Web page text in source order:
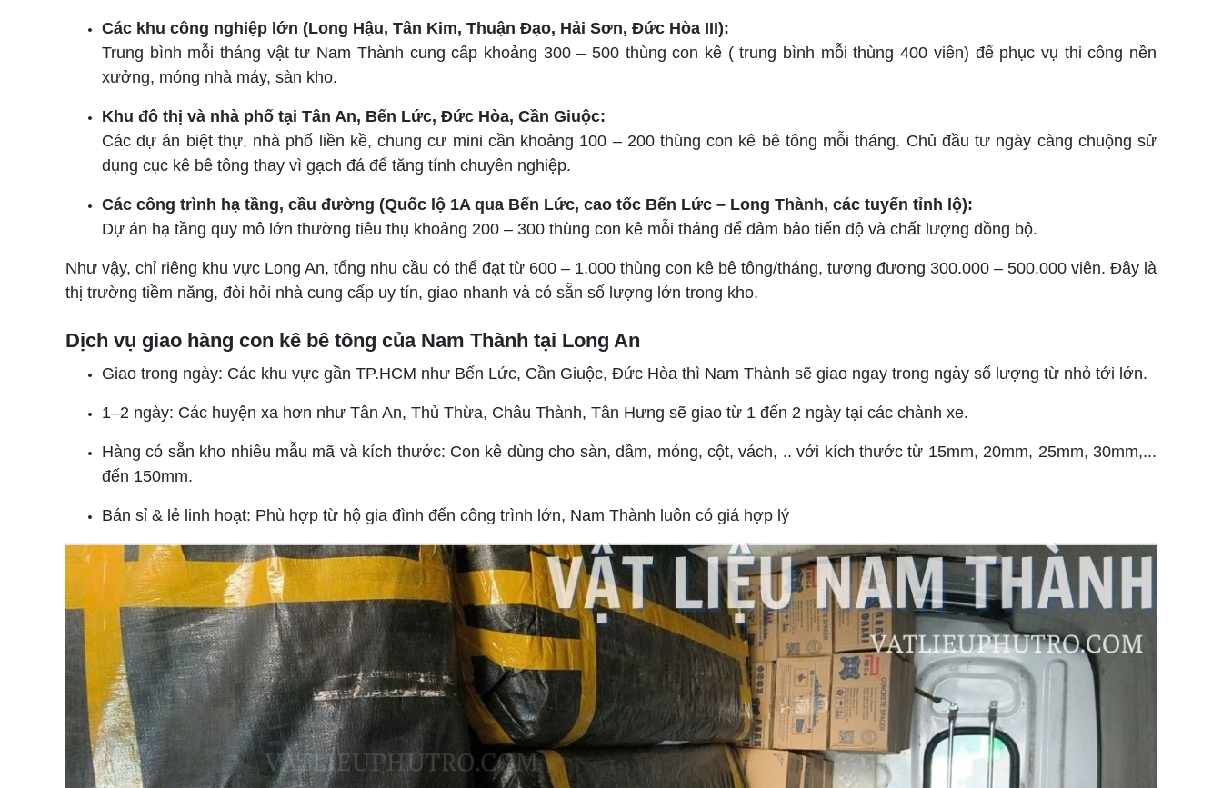
Các khu công nghiệp lớn (Long Hậu, Tân Kim, Thuận Đạo, Hải Sơn, Đức Hòa III):
Trung bình mỗi tháng vật tư Nam Thành cung cấp khoảng 300 – 500 thùng con kê ( trung bình mỗi thùng 400 viên) để phục vụ thi công nền
xưởng, móng nhà máy, sàn kho.
Khu đô thị và nhà phố tại Tân An, Bến Lức, Đức Hòa, Cần Giuộc:
Các dự án biệt thự, nhà phố liền kề, chung cư mini cần khoảng 100 – 200 thùng con kê bê tông mỗi tháng. Chủ đầu tư ngày càng chuộng sử
dụng cục kê bê tông thay vì gạch đá để tăng tính chuyên nghiệp.
Các công trình hạ tầng, cầu đường (Quốc lộ 1A qua Bến Lức, cao tốc Bến Lức – Long Thành, các tuyến tỉnh lộ):
Dự án hạ tầng quy mô lớn thường tiêu thụ khoảng 200 – 300 thùng con kê mỗi tháng để đảm bảo tiến độ và chất lượng đồng bộ.
Như vậy, chỉ riêng khu vực Long An, tổng nhu cầu có thể đạt từ 600 – 1.000 thùng con kê bê tông/tháng, tương đương 300.000 – 500.000 viên. Đây là
thị trường tiềm năng, đòi hỏi nhà cung cấp uy tín, giao nhanh và có sẵn số lượng lớn trong kho.
Dịch vụ giao hàng con kê bê tông của Nam Thành tại Long An
Giao trong ngày: Các khu vực gần TP.HCM như Bến Lức, Cần Giuộc, Đức Hòa thì Nam Thành sẽ giao ngay trong ngày số lượng từ nhỏ tới lớn.
1–2 ngày: Các huyện xa hơn như Tân An, Thủ Thừa, Châu Thành, Tân Hưng sẽ giao từ 1 đến 2 ngày tại các chành xe.
Hàng có sẵn kho nhiều mẫu mã và kích thước: Con kê dùng cho sàn, dầm, móng, cột, vách, .. với kích thước từ 15mm, 20mm, 25mm, 30mm,...
đến 150mm.
Bán sỉ & lẻ linh hoạt: Phù hợp từ hộ gia đình đến công trình lớn, Nam Thành luôn có giá hợp lý